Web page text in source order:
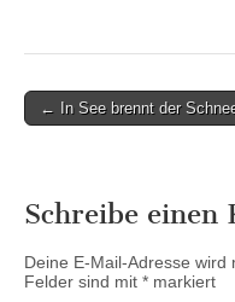
Post← In See brennt der
Schreibe einen
Deine E-Mail-Adresse wird
Felder sind mit * markiert